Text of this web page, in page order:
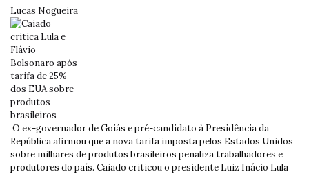
Lucas Nogueira
O ex-governador de Goiás e pré-candidato à Presidência da
República afirmou que a nova tarifa imposta pelos Estados Unidos
sobre milhares de produtos brasileiros penaliza trabalhadores e
produtores do país. Caiado criticou o presidente Luiz Inácio Lula